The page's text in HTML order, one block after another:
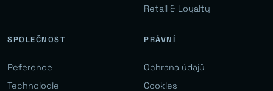
Retail & Loyalty
SPOLEČNOST
Reference
Technologie
PRÁVNÍ
Ochrana údajů
Cookies